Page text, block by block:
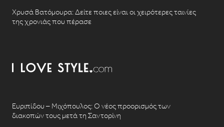
Χρυσά Βατόμουρα: Δείτε ποιες είναι οι χειρότερες ταινίες
της χρονιάς που πέρασε
Ευριπίδου – Μιχόπουλος: Ο νέος προορισμός των
διακοπών τους μετά τη Σαντορίνη